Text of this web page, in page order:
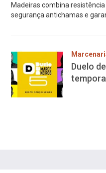
Madeiras combina
segurança antichamas e
Duelo